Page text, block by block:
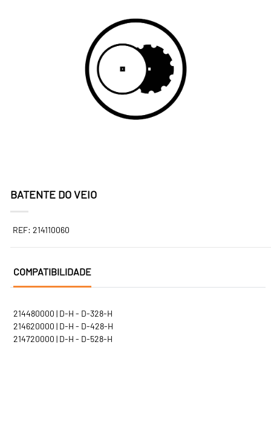
BATENTE DO VEIO
REF: 214110060
COMPATIBILIDADE
214480000 | D-H - D-328-H
214620000 | D-H - D-428-H
214720000 | D-H - D-528-H